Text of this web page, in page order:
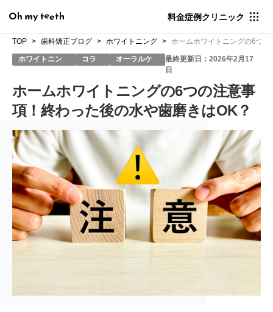
料金症例クリニック
TOP 歯科矯正ブログ ホワイトニング ホームホワイトニングの6つ
ホワイトニン
コラ
オーラルケ
最終更新日：2026年2月17
日
ホームホワイトニングの6つの注意事
項！終わった後の水や歯磨きはOK？